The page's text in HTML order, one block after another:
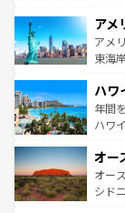
ンツ
の建
博物
こと
ば市内
着の
アメ
アメ
東海
のよ
ンメ
西部
部の
文化
しみ
ハワ
年間
ハワ
ワイ
島だ
おす
オー
オー
シド